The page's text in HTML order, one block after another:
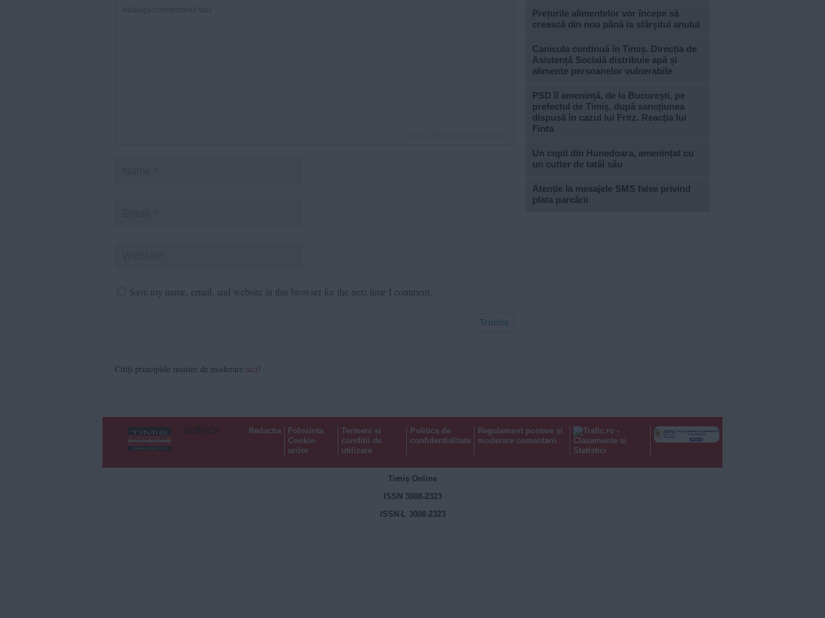
Save my name, email, and website in this browser for the next time I comment.
Citiți principiile noastre de moderare aici!
Prețurile alimentelor vor începe să
crească din nou până la sfârșitul anului
Canicula continuă în Timiș. Direcția de
Asistență Socială distribuie apă și
alimente persoanelor vulnerabile
PSD îl amenință, de la București, pe
prefectul de Timiș, după sancțiunea
dispusă în cazul lui Fritz. Reacția lui
Finta
Un copil din Hunedoara, amenințat cu
un cutter de tatăl său
Atenție la mesajele SMS false privind
plata parcării
SERVICII Redactia
Folosinta
Cookie-
urilor
Termeni si
conditii de
utilizare
Politica de
confidentialitate
Regulament postare și
moderare comentarii
Timiș Online
ISSN 3008-2323
ISSN-L 3008-2323